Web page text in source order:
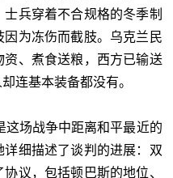
兵穿着不合规格的冬季制
为冻伤而截肢。乌克兰民
、煮食送粮，西方已输送
连基本装备都没有。
这场战争中距离和平最近的
细描述了谈判的进展：双
议，包括顿巴斯的地位、